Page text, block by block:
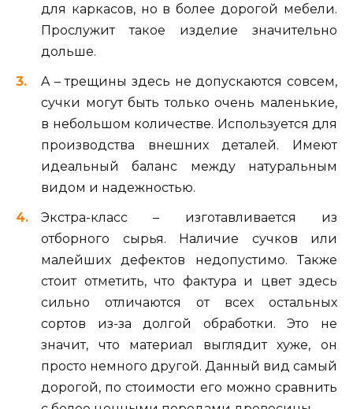
для каркасов, но в более дорогой мебели.
Прослужит такое изделие значительно
дольше.
A – трещины здесь не допускаются совсем,
сучки могут быть только очень маленькие,
в небольшом количестве. Используется для
производства внешних деталей. Имеют
идеальный баланс между натуральным
видом и надежностью.
Экстра-класс – изготавливается из
отборного сырья. Наличие сучков или
малейших дефектов недопустимо. Также
стоит отметить, что фактура и цвет здесь
сильно отличаются от всех остальных
сортов из-за долгой обработки. Это не
значит, что материал выглядит хуже, он
просто немного другой. Данный вид самый
дорогой, по стоимости его можно сравнить